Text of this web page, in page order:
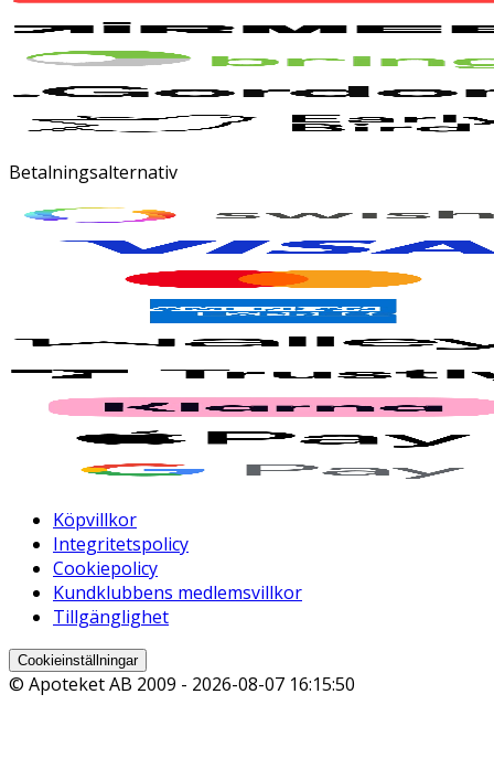
Betalningsalternativ
Köpvillkor
Integritetspolicy
Cookiepolicy
Kundklubbens medlemsvillkor
Tillgänglighet
Cookieinställningar
© Apoteket AB 2009 - 2026-08-07 16:15:50